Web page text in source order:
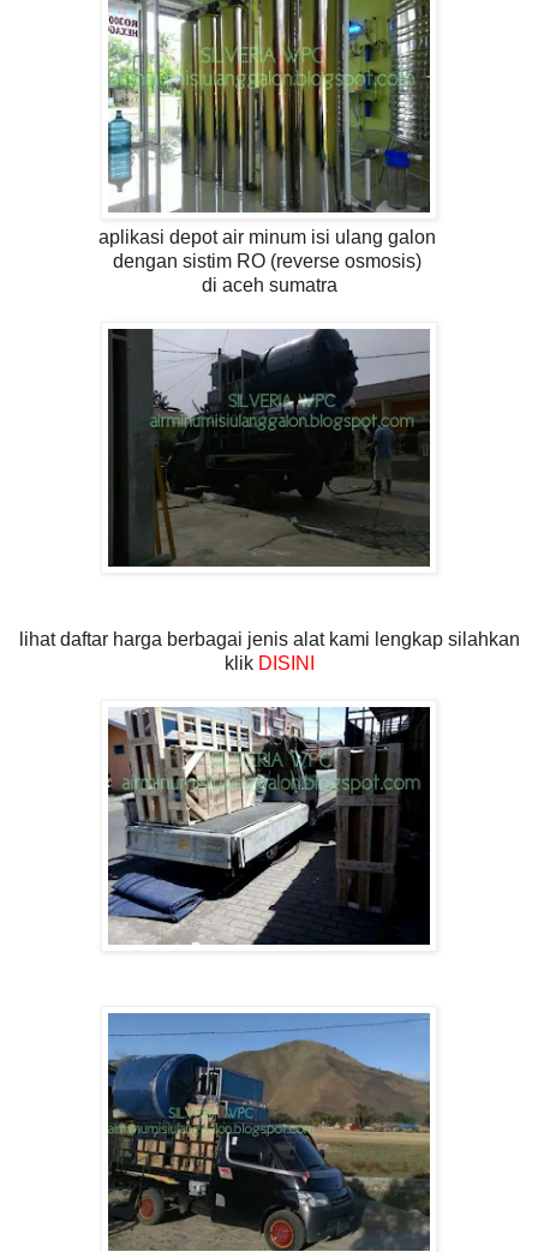
aplikasi depot air minum isi ulang galon
dengan sistim RO (reverse osmosis)
di aceh sumatra
lihat daftar harga berbagai jenis alat kami lengkap silahkan
klik DISINI